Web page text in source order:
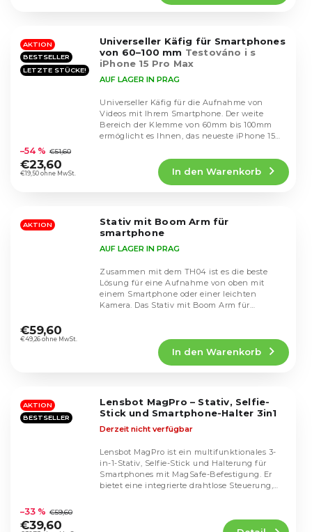
Sternen.
AKTION
BESTSELLER
LETZTE STÜCKE!
Universeller Käfig für Smartphones
von 60–100 mm Testováno i s
iPhone 15 Pro Max
durchschnittliche
Produktbewertung
ist
Sternen.
AUF LAGER IN PRAG
€19,50 ohne MwSt.
–54 % €51,60
€23,60
In den Warenkorb
Universeller Käfig für die Aufnahme von
Videos mit Ihrem Smartphone. Der weite
Bereich der Klemme von 60mm bis 100mm
ermöglicht es Ihnen, das neueste iPhone 15
AKTION
Stativ mit Boom Arm für
smartphone
durchschnittliche
Produktbewertung
Sternen.
AUF LAGER IN PRAG
€49,26 ohne MwSt.
€59,60
In den Warenkorb
Zusammen mit dem TH04 ist es die beste
Lösung für eine Aufnahme von oben mit
einem Smartphone oder einer leichten
Kamera. Das Stativ mit Boom Arm für
AKTION
BESTSELLER
Lensbot MagPro – Stativ, Selfie-
Stick und Smartphone-Halter 3in1
durchschnittliche
Produktbewertung
Derzeit nicht verfügbar
–33 % €59,60
€39,60
Lensbot MagPro ist ein multifunktionales 3-
in-1-Stativ, Selfie-Stick und Halterung für
Smartphones mit MagSafe-Befestigung. Er
bietet eine integrierte drahtlose Steuerung,